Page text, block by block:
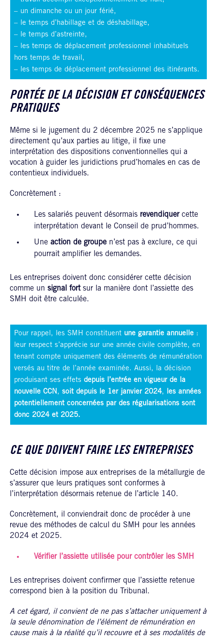
– un dimanche ou un jour férié,
– le temps d’habillage et de déshabillage,
– le temps d’astreinte,
– les temps de déplacement professionnel inhabituels
hors temps de travail,
– les temps de déplacement professionnel des itinérants.
PORTÉE DE LA DÉCISION ET CONSÉQUENCES
PRATIQUES
Même si le jugement du 2 décembre 2025 ne s’applique
directement qu’aux parties au litige, il fixe une
interprétation des dispositions conventionnelles qui a
vocation à guider les juridictions prud’homales en cas de
contentieux individuels.
Concrètement :
Les salariés peuvent désormais revendiquercette
interprétation devant le Conseil de prud’hommes.
Une action de groupe n’est pas à exclure, ce qui
pourrait amplifier les demandes.
Les entreprises doivent donc considérer cette décision
comme un signal fortsur la manière dont l’assiette des
SMH doit être calculée.
Pour rappel, les SMH constituent une garantie annuelle:
leur respect s’apprécie sur une année civile complète, en
tenant compte uniquement des éléments de rémunération
versés au titre de l’année examinée. Aussi, la décision
produisant ses effets depuis l’entrée en vigueur de la
nouvelle CCN , soit depuis le 1er janvier 2024,
les années
potentiellement concernées par des régularisations sont
donc 2024 et 2025.
CE QUE DOIVENT FAIRE LES ENTREPRISES
Cette décision impose aux entreprises de la métallurgie de
s’assurer que leurs pratiques sont conformes à
l’interprétation désormais retenue de l’article 140.
Concrètement, il conviendrait donc de procéder à une
revue des méthodes de calcul du SMH pour les années
2024 et 2025.
Vérifier l’assiette utilisée pour contrôler les SMH
Les entreprises doivent confirmer que l’assiette retenue
correspond bien à la position du Tribunal.
A cet égard, il convient de ne pas s’attacher uniquement à
la seule dénomination de l’élément de rémunération en
cause mais à la réalité qu’il recouvre et à ses modalités de